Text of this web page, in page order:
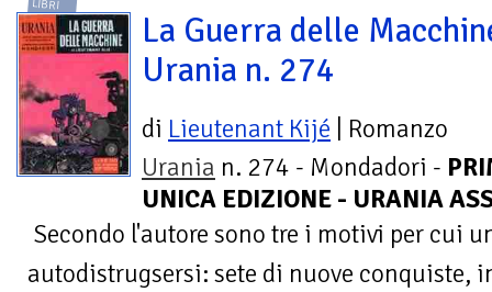
LIBRI
La Guerra delle
Urania n. 274
di Lieutenant Kijé | Romanzo
Urania n. 274 - Mondadori -
UNICA EDIZIONE - URANIA
Secondo l'autore sono tre i motivi per cui
autodistrugsersi: sete di nuove conquiste,